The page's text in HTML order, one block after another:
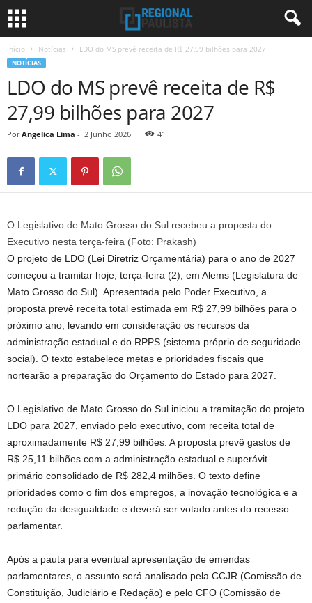
Início Notícias LDO do MS prevê receita de R$ 27,99 bilhões para 2027
NOTÍCIAS
LDO do MS prevê receita de R$
27,99 bilhões para 2027
Por Angelica Lima - 2 Junho 2026 41
O Legislativo de Mato Grosso do Sul recebeu a proposta do
Executivo nesta terça-feira (Foto: Prakash)
O projeto de LDO (Lei Diretriz Orçamentária) para o ano de 2027
começou a tramitar hoje, terça-feira (2), em Alems (Legislatura de
Mato Grosso do Sul). Apresentada pelo Poder Executivo, a
proposta prevê receita total estimada em R$ 27,99 bilhões para o
próximo ano, levando em consideração os recursos da
administração estadual e do RPPS (sistema próprio de seguridade
social). O texto estabelece metas e prioridades fiscais que
nortearão a preparação do Orçamento do Estado para 2027.
O Legislativo de Mato Grosso do Sul iniciou a tramitação do projeto
LDO para 2027, enviado pelo executivo, com receita total de
aproximadamente R$ 27,99 bilhões. A proposta prevê gastos de
R$ 25,11 bilhões com a administração estadual e superávit
primário consolidado de R$ 282,4 milhões. O texto define
prioridades como o fim dos empregos, a inovação tecnológica e a
redução da desigualdade e deverá ser votado antes do recesso
parlamentar.
Após a pauta para eventual apresentação de emendas
parlamentares, o assunto será analisado pela CCJR (Comissão de
Constituição, Judiciário e Redação) e pelo CFO (Comissão de